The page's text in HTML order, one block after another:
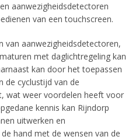
aanwezigheidsdetectoren
van een touchscreen.
van aanwezigheidsdetectoren,
met daglichtregeling kan
kan door het toepassen
de cyclustijd van de
wat weer voordelen heeft voor
kennis kan Rijndorp
uitwerken en
hand met de wensen van de